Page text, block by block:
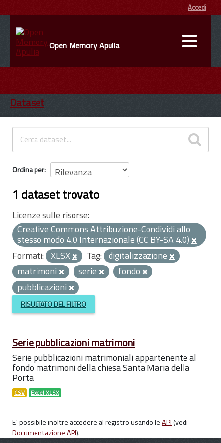
Accedi
Open Memory Apulia
ENTI
INFORMAZIONI
Dataset
Ordina per
1 dataset trovato
Licenze sulle risorse:
Creative Commons Attribuzione-Condividi allo
stesso modo 4.0 Internazionale (CC BY-SA 4.0)
Formati: XLSX Tag: digitalizzazione
matrimoni
serie
fondo
pubblicazioni
RISULTATO DEL FILTRO
Serie pubblicazioni matrimoni
Serie pubblicazioni matrimoniali appartenente al
fondo matrimoni della chiesa Santa Maria della
Porta
CSV Excel XLSX
E' possibile inoltre accedere al registro usando leAPI(vedi
Documentazione API).